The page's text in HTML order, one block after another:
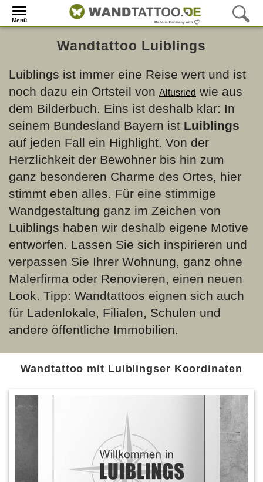
Menü
Wandtattoo Luiblings
Luiblings ist immer eine Reise wert und ist
noch dazu ein Ortsteil von Altusried wie aus
dem Bilderbuch. Eins ist deshalb klar: In
seinem Bundesland Bayern ist Luiblings
auf jeden Fall ein Highlight. Von der
Herzlichkeit der Bewohner bis hin zum
ganz besonderen Charme des Ortes, hier
stimmt eben alles. Für eine stimmige
Wandgestaltung ganz im Zeichen von
Luiblings haben wir deshalb eigene Motive
entworfen. Lassen Sie sich inspirieren und
verpassen Sie Ihrer Wohnung, ganz ohne
Malerfirma oder Renovieren, einen neuen
Look. Tipp: Wandtattoos eignen sich auch
für Ladenlokale, Filialen, Schulen und
andere öffentliche Immobilien.
Wandtattoo mit Luiblingser Koordinaten